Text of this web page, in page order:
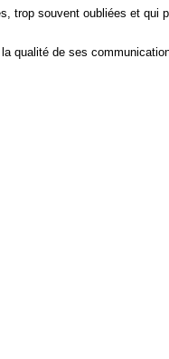
trop souvent oubliées et qui
qualité de ses